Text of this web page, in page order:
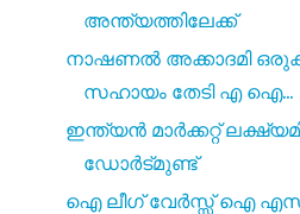
അന്ത്യത്തിലേക്ക്
നാഷണൽ അക്കാദമി
സഹായം തേടി എ ഐ...
ഇന്ത്യൻ മാർക്കറ്റ്
ഡോർട്മുണ്ട്
ഐ ലീഗ് വേർസ്സ് ഐ എസ്‌